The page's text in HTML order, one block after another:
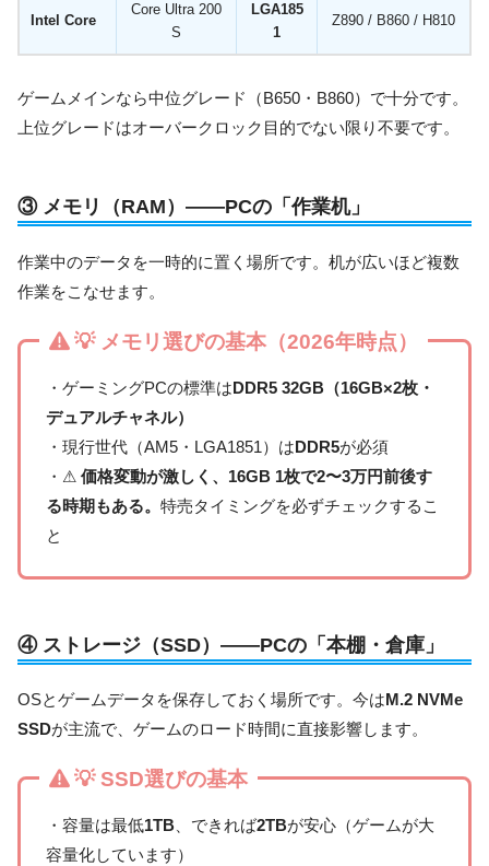
Intel Core
Core Ultra 200
S
LGA185
1
Z890 / B860 / H810
ゲームメインなら中位グレード（B650・B860）で十分です。
上位グレードはオーバークロック目的でない限り不要です。
③ メモリ（RAM）——PCの「作業机」
作業中のデータを一時的に置く場所です。机が広いほど複数
作業をこなせます。
💡 メモリ選びの基本（2026年時点）
・ゲーミングPCの標準はDDR5 32GB（16GB×2枚・
デュアルチャネル）
・現行世代（AM5・LGA1851）はDDR5が必須
・⚠ 価格変動が激しく、16GB 1枚で2〜3万円前後す
る時期もある。 特売タイミングを必ずチェックするこ
と
④ ストレージ（SSD）——PCの「本棚・倉庫」
OSとゲームデータを保存しておく場所です。今はM.2 NVMe
SSDが主流で、ゲームのロード時間に直接影響します。
💡 SSD選びの基本
・容量は最低1TB、できれば2TBが安心（ゲームが大
容量化しています）